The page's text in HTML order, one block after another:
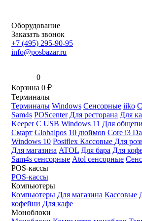
Оборудование
Заказать звонок
+7 (495) 295-90-95
info@posbazar.ru
0
Корзина 0 ₽
Терминалы
Терминалы Windows Сенсорные iiko
Sam4s POScenter Для ресторана Для
Keeper С USB Windows 11 Для
Смарт Globalpos 10 дюймов Core i3
Windows 10 Posiflex Кассовые Для
Для магазина ATOL Для бара Для
Sam4s сенсорные Atol сенсорные
POS-кассы
POS-кассы
Компьютеры
Компьютеры Для магазина Кассовые
кофейни Для кафе
Моноблоки